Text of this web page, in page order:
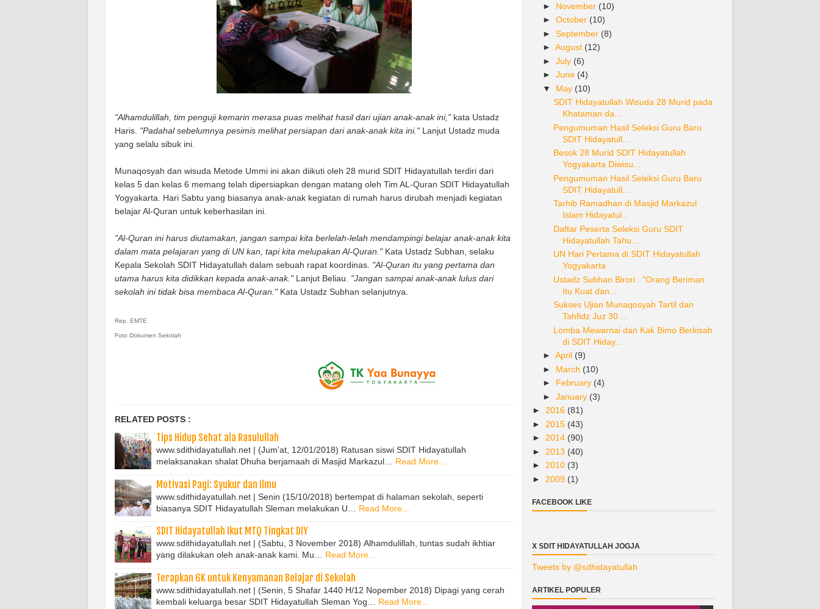
"Alhamdulillah, tim penguji kemarin merasa puas melihat hasil dari ujian anak-anak ini,"kata Ustadz
Haris. "Padahal sebelumnya pesimis melihat persiapan dari anak-anak kita ini."Lanjut Ustadz muda
yang selalu sibuk ini.
Munaqosyah dan wisuda Metode Ummi ini akan diikuti oleh 28 murid SDIT Hidayatullah terdiri dari
kelas 5 dan kelas 6 memang telah dipersiapkan dengan matang oleh Tim AL-Quran SDIT Hidayatullah
Yogyakarta. Hari Sabtu yang biasanya anak-anak kegiatan di rumah harus dirubah menjadi kegiatan
belajar Al-Quran untuk keberhasilan ini.
"Al-Quran ini harus diutamakan, jangan sampai kita berlelah-lelah mendampingi belajar anak-anak kita
dalam mata pelajaran yang di UN kan, tapi kita melupakan Al-Quran."Kata Ustadz Subhan, selaku
Kepala Sekolah SDIT Hidayatullah dalam sebuah rapat koordinas. "Al-Quran itu yang pertama dan
utama harus kita didikkan kepada anak-anak."Lanjut Beliau. "Jangan sampai anak-anak lulus dari
sekolah ini tidak bisa membaca Al-Quran."Kata Ustadz Subhan selanjutnya.
Rep. EMTE
Foto Dokumen Sekolah
RELATED POSTS :
Tips Hidup Sehat ala Rasulullah
www.sdithidayatullah.net | (Jum'at, 12/01/2018) Ratusan siswi SDIT Hidayatullah
melaksanakan shalat Dhuha berjamaah di Masjid Markazul…
Read More...
Motivasi Pagi: Syukur dan Ilmu
www.sdithidayatullah.net | Senin (15/10/2018) bertempat di halaman sekolah, seperti
biasanya SDIT Hidayatullah Sleman melakukan U…
Read More...
SDIT Hidayatullah Ikut MTQ Tingkat DIY
www.sdithidayatullah.net | (Sabtu, 3 November 2018) Alhamdulillah, tuntas sudah ikhtiar
yang dilakukan oleh anak-anak kami. Mu…
Read More...
Terapkan 6K untuk Kenyamanan Belajar di Sekolah
www.sdithidayatullah.net | (Senin, 5 Shafar 1440 H/12 Nopember 2018) Dipagi yang cerah
kembali keluarga besar SDIT Hidayatullah Sleman Yog…
Read More...
► November (10)
► October (10)
► September (8)
► August (12)
► July (6)
► June (4)
▼ May (10)
SDIT Hidayatullah Wisuda 28 Murid pada
Khataman da...
Pengumuman Hasil Seleksi Guru Baru
SDIT Hidayatull...
Besok 28 Murid SDIT Hidayatullah
Yogyakarta Diwisu...
Pengumuman Hasil Seleksi Guru Baru
SDIT Hidayatull...
Tarhib Ramadhan di Masjid Markazul
Islam Hidayatul...
Daftar Peserta Seleksi Guru SDIT
Hidayatullah Tahu...
UN Hari Pertama di SDIT Hidayatullah
Yogyakarta
Ustadz Subhan Birori : "Orang Beriman
Itu Kuat dan...
Sukses Ujian Munaqosyah Tartil dan
Tahfidz Juz 30 ...
Lomba Mewarnai dan Kak Bimo Berkisah
di SDIT Hiday...
► April (9)
► March (10)
► February (4)
► January (3)
► 2016 (81)
► 2015 (43)
► 2014 (90)
► 2013 (40)
► 2010 (3)
► 2009 (1)
FACEBOOK LIKE
X SDIT HIDAYATULLAH JOGJA
Tweets by @sdhidayatullah
ARTIKEL POPULER